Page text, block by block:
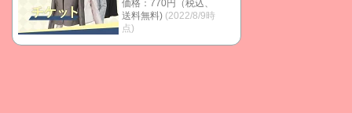
価格：770円（税込、
送料無料) (2022/8/9時
点)